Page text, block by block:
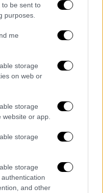
to be sent to
purposes.
me
storage
on web or
storage
or app.
storage
storage
and other
έκοψε τον
ισχυρίζεται ο
των
σε βαθμό
οδήγηση από
άλλων και για
κατά συρροή